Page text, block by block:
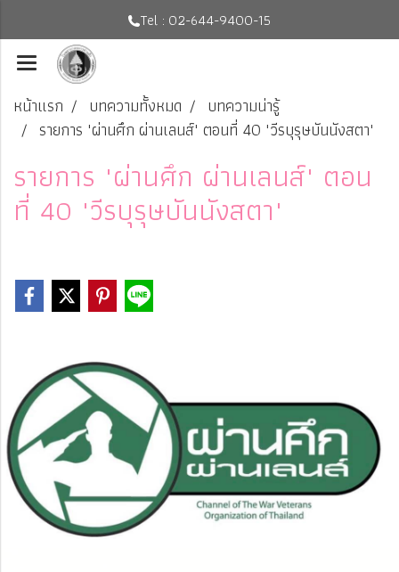
Tel : 02-644-9400-15
หน้าแรก บทความทั้งหมด
บทความน่ารู้
รายการ "ผ่านศึก ผ่านเลนส์" ตอนที่ 40 "วีรบุรุษบันนังสตา"
รายการ "ผ่านศึก ผ่านเลนส์" ตอน
ที่ 40 "วีรบุรุษบันนังสตา"